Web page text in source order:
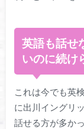
英語も話せ
いのに続け
これは今でも英
に出川イングリ
話せる方が多か